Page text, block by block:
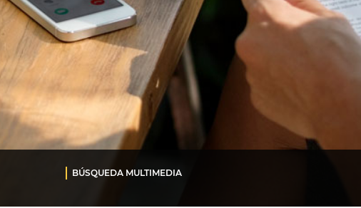
BÚSQUEDA MULTIMEDIA